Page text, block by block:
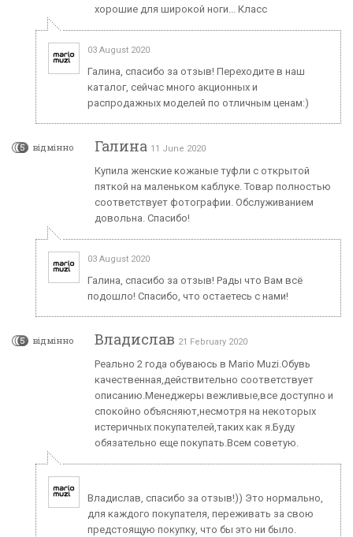
хорошие для широкой ноги... Класс
03 August 2020
Галина, спасибо за отзыв! Переходите в наш
каталог, сейчас много акционных и
распродажных моделей по отличным ценам:)
5 відмінно Галина 11 June 2020
Купила женские кожаные туфли с открытой
пяткой на маленьком каблуке. Товар полностью
соответствует фотографии. Обслуживанием
довольна. Спасибо!
03 August 2020
Галина, спасибо за отзыв! Рады что Вам всё
подошло! Спасибо, что остаетесь с нами!
5 відмінно Владислав 21 February 2020
Реально 2 года обуваюсь в Mario Muzi.Обувь
качественная,действительно соответствует
описанию.Менеджеры вежливые,все доступно и
спокойно объясняют,несмотря на некоторых
истеричных покупателей,таких как я.Буду
обязательно еще покупать.Всем советую.
Владислав, спасибо за отзыв!)) Это нормально,
для каждого покупателя, переживать за свою
предстоящую покупку, что бы это ни было.